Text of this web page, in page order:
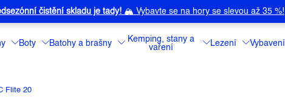
čistění skladu je tady! 🏔️ Vybavte se na hory se slevou až 35 %!
Boty Batohy a brašny
Kemping, stany a
vaření
Lezení Vybavení
Flite 20